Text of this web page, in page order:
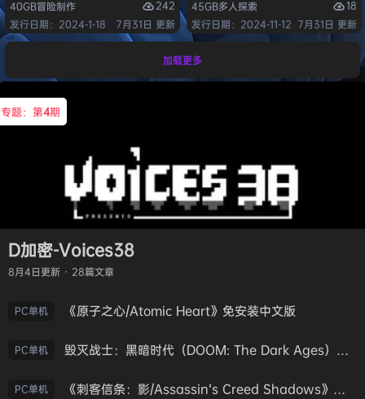
40GB冒险制作
242
发行日期：2024-1-18
7月31日 更新
45GB多人探索
18
发行日期：2024-11-12 7月31日 更新
加载更多
专题：第4期
D加密-Voices38
8月4日更新 · 28篇文章
PC单机 《原子之心/Atomic Heart》免安装中文版
PC单机 毁灭战士：黑暗时代（DOOM: The Dark Ages）免安装中文版
PC单机 《刺客信条：影/Assassin’s Creed Shadows》免安装版，非虚拟机